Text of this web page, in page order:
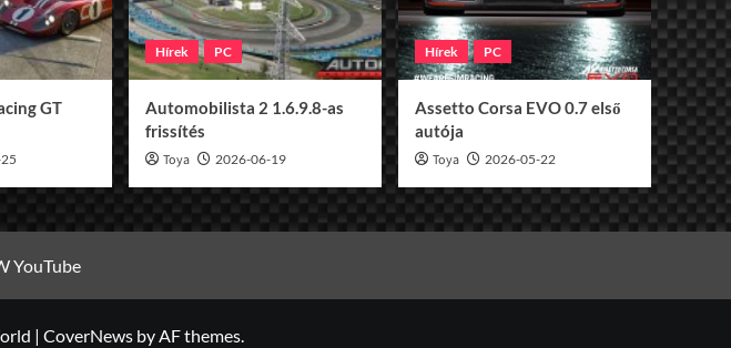
GT
Hírek PC
Automobilista 2 1.6.9.8-as
frissítés
Toya 2026-06-19
Hírek PC
Assetto Corsa EVO 0.7 első
autója
Toya 2026-05-22
YouTube
| CoverNewsby AF themes.